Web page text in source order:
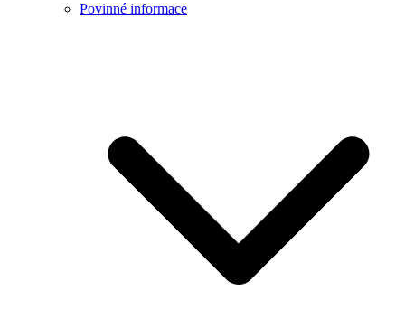
Povinné informace